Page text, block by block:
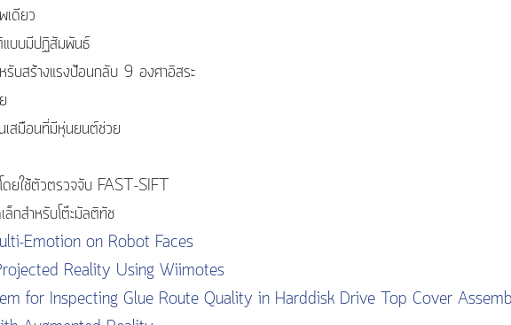
เดียว
แบบมีปฏิสัมพันธ์
บสร้างแรงป้อนกลับ 9 องศาอิสระ
เสมือนที่มีหุ่นยนต์ช่วย
ดยใช้ตัวตรวจจับ FAST-SIFT
ล็กสำหรับโต๊ะมัลติทัช
Emotion on Robot Faces
Reality Using Wiimotes
for Inspecting Glue Route Quality in Harddisk Drive Top Cover